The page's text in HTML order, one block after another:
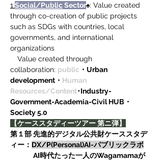
1.Social/Public Sector♠: Value created
through co-creation of public projects
such as SDGs with countries, local
governments, and international
organizations
Value created through
collaboration: public ・Urban
development・ Human
Resources/Content･Industry-
Government-Academia-Civil HUB・
Society 5.0
【ケーススタディーツアー 第ニ弾】
第１部 先進的デジタル公共財ケーススタデ
ィー： DX/P(Personal)AI-パブリックラボ
AI時代たった一人のWagamamaが